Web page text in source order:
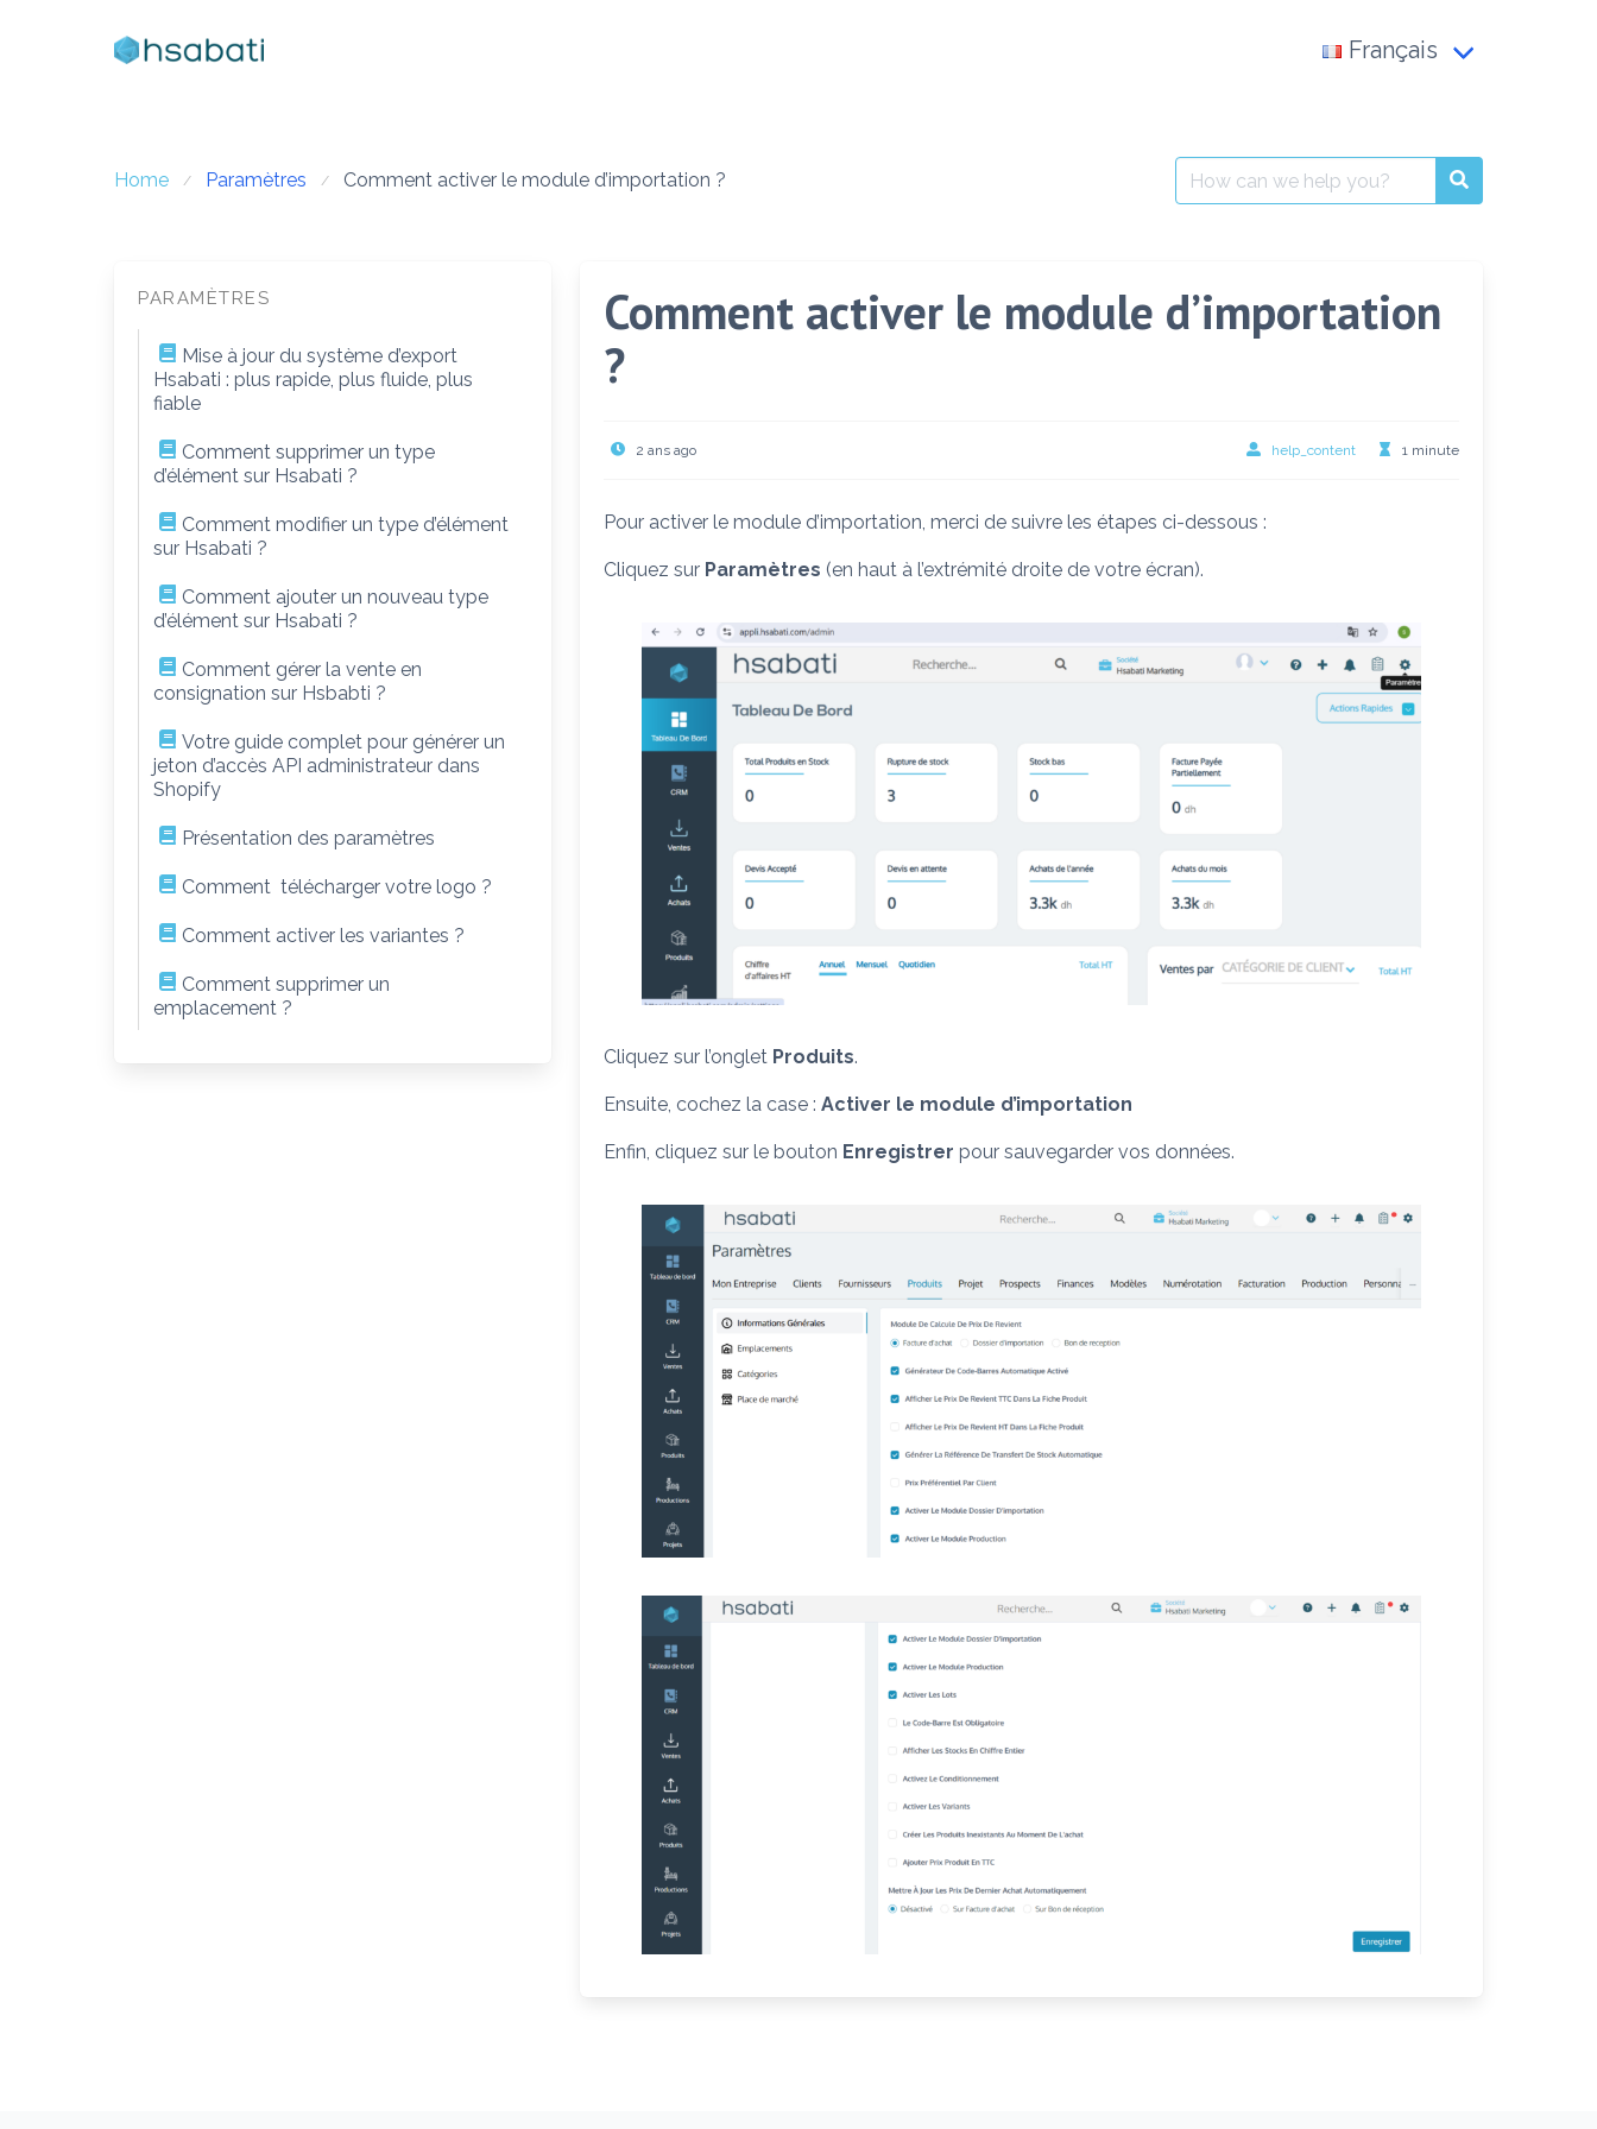
Français
العربية
English
Home Paramètres Comment activer le module d’importation ?
Search
for:
PARAMÈTRES
Mise à jour du système d’export
Hsabati : plus rapide, plus fluide, plus
fiable
Comment supprimer un type
d’élément sur Hsabati ?
Comment modifier un type d’élément
sur Hsabati ?
Comment ajouter un nouveau type
d’élément sur Hsabati ?
Comment gérer la vente en
consignation sur Hsbabti ?
Votre guide complet pour générer un
jeton d’accès API administrateur dans
Shopify
Présentation des paramètres
Comment télécharger votre logo ?
Comment activer les variantes ?
Comment supprimer un
emplacement ?
Comment activer le module d’importation
?
2 ans ago help_content 1 minute
Pour activer le module d’importation, merci de suivre les étapes ci-dessous :
Cliquez sur Paramètres (en haut à l’extrémité droite de votre écran).
Cliquez sur l’onglet Produits.
Ensuite, cochez la case :Activer le module d’importation
Enfin, cliquez sur le bouton Enregistrer pour sauvegarder vos données.